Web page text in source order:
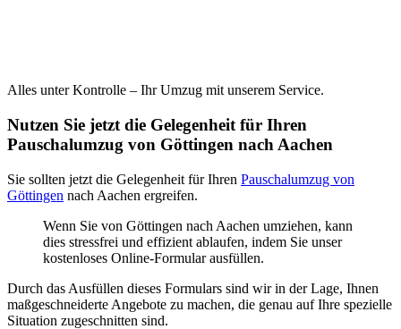
Alles unter Kontrolle – Ihr Umzug mit unserem Service.
Nutzen Sie jetzt die Gelegenheit für Ihren
Pauschalumzug von Göttingen nach Aachen
Sie sollten jetzt die Gelegenheit für Ihren Pauschalumzug von
Göttingen nach Aachen ergreifen.
Wenn Sie von Göttingen nach Aachen umziehen, kann
dies stressfrei und effizient ablaufen, indem Sie unser
kostenloses Online-Formular ausfüllen.
Durch das Ausfüllen dieses Formulars sind wir in der Lage, Ihnen
maßgeschneiderte Angebote zu machen, die genau auf Ihre spezielle
Situation zugeschnitten sind.